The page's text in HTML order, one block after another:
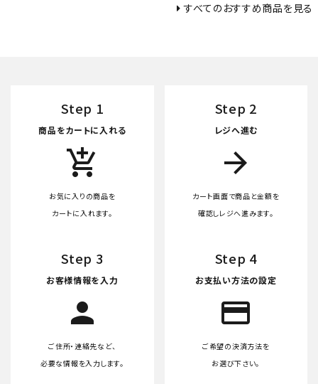
すべてのおすすめ商品を見る
Step 1
商品をカートに入れる
add_shopping_cart
お気に入りの商品を
カートに入れます。
Step 2
レジへ進む
arrow_forward
カート画面で商品と金額を
確認しレジへ進みます。
Step 3
お客様情報を入力
person
ご住所・連絡先など、
必要な情報を入力します。
Step 4
お支払い方法の設定
credit_card
ご希望の決済方法を
お選び下さい。